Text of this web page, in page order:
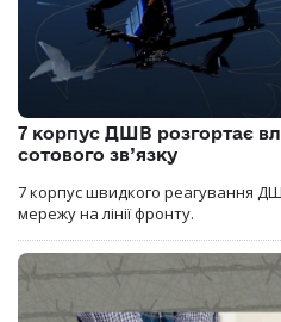
7 корпус ДШВ розгортає
сотового зв’язку
7 корпус швидкого реагування
мережу на лінії фронту.